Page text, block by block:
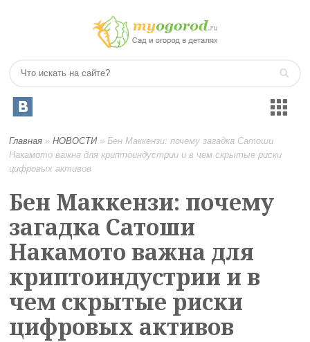
Главная »НОВОСТИ»Бен Маккензи: почему загадка Сатоши
Накамото важна для криптоиндустрии и в чем скрытые риски
цифровых активов
Бен Маккензи: почему
загадка Сатоши
Накамото важна для
криптоиндустрии и в
чем скрытые риски
цифровых активов